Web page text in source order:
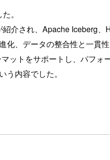
。
介され、Apache Iceberg
、データの整合性と一貫
トをサポートし、パフ
内容でした。